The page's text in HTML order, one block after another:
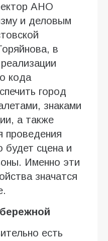
АНО
и деловым
в
кода
город
знаками
а также
проведения
сцена и
Именно эти
значатся
есть